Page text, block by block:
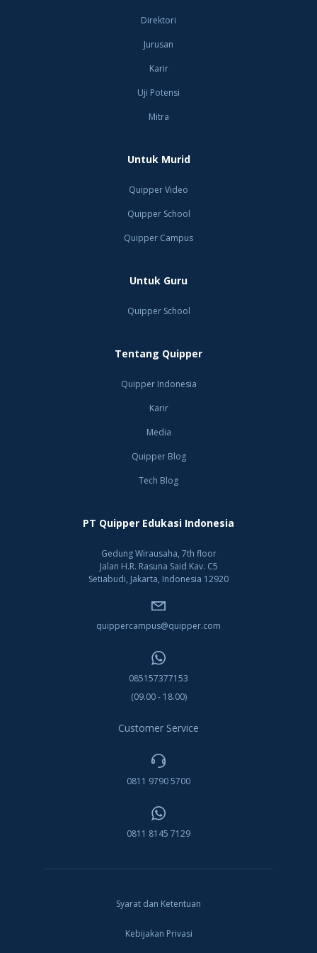
Direktori
Jurusan
Karir
Uji Potensi
Mitra
Untuk Murid
Quipper Video
Quipper School
Quipper Campus
Untuk Guru
Quipper School
Tentang Quipper
Quipper Indonesia
Karir
Media
Quipper Blog
Tech Blog
PT Quipper Edukasi Indonesia
Gedung Wirausaha, 7th floor
Jalan H.R. Rasuna Said Kav. C5
Setiabudi, Jakarta, Indonesia 12920
quippercampus@quipper.com
085157377153
(09.00 - 18.00)
Customer Service
0811 9790 5700
0811 8145 7129
Syarat dan Ketentuan
Kebijakan Privasi